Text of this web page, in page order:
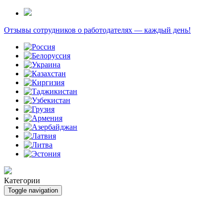
Отзывы сотрудников о работодателях — каждый день!
Категории
Toggle navigation